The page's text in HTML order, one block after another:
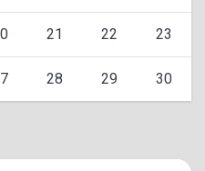
21 22 23
28 29 30